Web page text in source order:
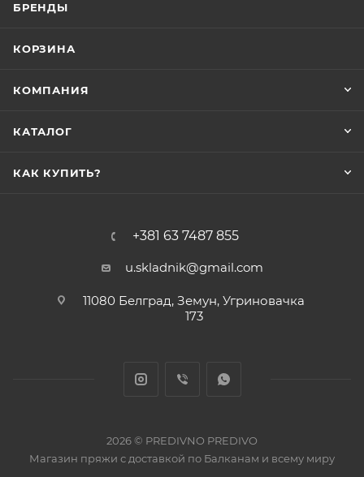
БРЕНДЫ
КОРЗИНА
КОМПАНИЯ
КАТАЛОГ
КАК КУПИТЬ?
+381 63 7487 855
u.skladnik@gmail.com
11080 Белград, Земун, Угриновачка
173
2026 © PREDIVNO PREDIVO
Магазин пряжи с доставкой по Балканам и всему миру